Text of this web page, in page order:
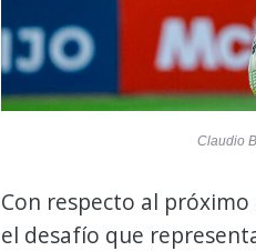
Claudio
Con respecto al
el desafío que